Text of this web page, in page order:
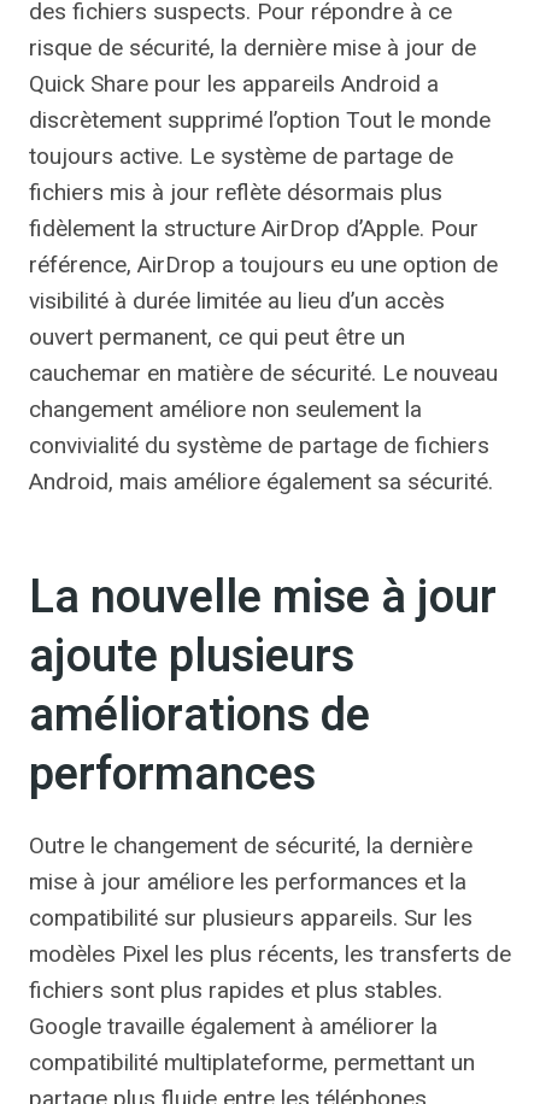
des fichiers suspects. Pour répondre à ce
risque de sécurité, la dernière mise à jour de
Quick Share pour les appareils Android a
discrètement supprimé l’option Tout le monde
toujours active. Le système de partage de
fichiers mis à jour reflète désormais plus
fidèlement la structure AirDrop d’Apple. Pour
référence, AirDrop a toujours eu une option de
visibilité à durée limitée au lieu d’un accès
ouvert permanent, ce qui peut être un
cauchemar en matière de sécurité. Le nouveau
changement améliore non seulement la
convivialité du système de partage de fichiers
Android, mais améliore également sa sécurité.
La nouvelle mise à jour
ajoute plusieurs
améliorations de
performances
Outre le changement de sécurité, la dernière
mise à jour améliore les performances et la
compatibilité sur plusieurs appareils. Sur les
modèles Pixel les plus récents, les transferts de
fichiers sont plus rapides et plus stables.
Google travaille également à améliorer la
compatibilité multiplateforme, permettant un